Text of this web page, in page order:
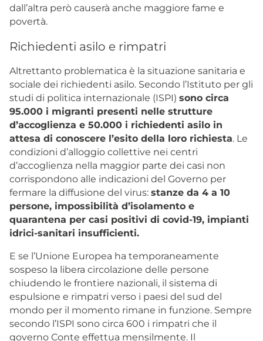
dall’altra però causerà anche maggiore fame e
povertà.
Richiedenti asilo e rimpatri
Altrettanto problematica è la situazione sanitaria e
sociale dei richiedenti asilo. Secondo l’Istituto per gli
studi di politica internazionale (ISPI) sono circa
95.000 i migranti presenti nelle strutture
d’accoglienza e 50.000 i richiedenti asilo in
attesa di conoscere l’esito della loro richiesta. Le
condizioni d’alloggio collettive nei centri
d’accoglienza nella maggior parte dei casi non
corrispondono alle indicazioni del Governo per
fermare la diffusione del virus: stanze da 4 a 10
persone, impossibilità d’isolamento e
quarantena per casi positivi di covid-19, impianti
idrici-sanitari insufficienti.
E se l’Unione Europea ha temporaneamente
sospeso la libera circolazione delle persone
chiudendo le frontiere nazionali, il sistema di
espulsione e rimpatri verso i paesi del sud del
mondo per il momento rimane in funzione. Sempre
secondo l’ISPI sono circa 600 i rimpatri che il
governo Conte effettua mensilmente. Il